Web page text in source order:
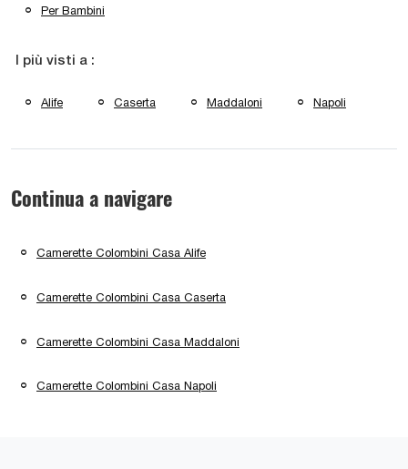
Per Bambini
I più visti a :
Alife Caserta Maddaloni Napoli
Continua a navigare
Camerette Colombini Casa Alife
Camerette Colombini Casa Caserta
Camerette Colombini Casa Maddaloni
Camerette Colombini Casa Napoli